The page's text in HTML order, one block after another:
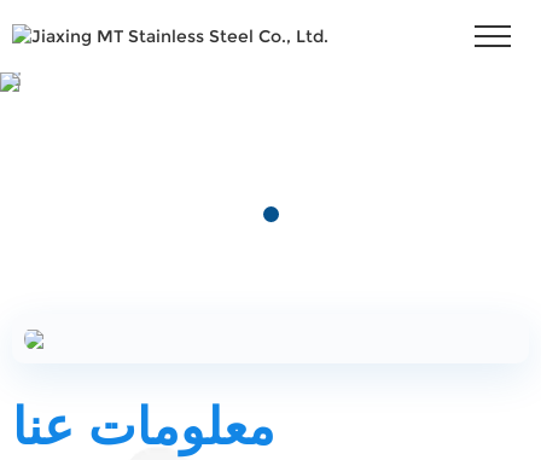
معلومات عنا